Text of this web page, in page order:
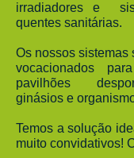
irradiadores e
quentes sanitárias.
Os nossos sistemas
vocacionados
pavilhões
ginásios e
Temos a solução
muito convidativos!